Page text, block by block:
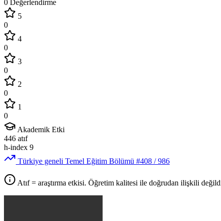
0 Değerlendirme
5
0
4
0
3
0
2
0
1
0
Akademik Etki
446 atıf
h-index 9
Türkiye geneli Temel Eğitim Bölümü #408 / 986
Atıf = araştırma etkisi. Öğretim kalitesi ile doğrudan ilişkili